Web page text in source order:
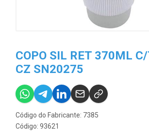
COPO SIL RET 370ML
CZ SN20275
Código do Fabricante: 7385
Código: 93621